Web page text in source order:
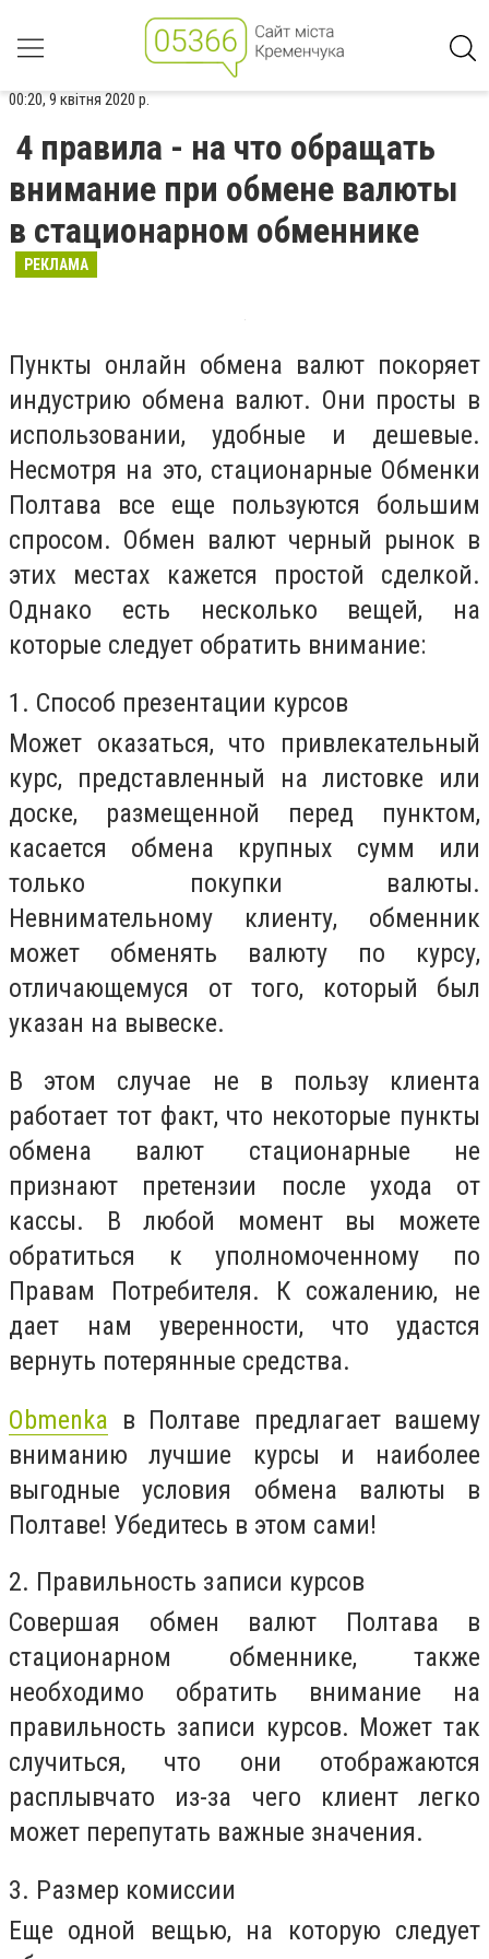
00:20, 9 квітня 2020 р.
4 правила - на что обращать
внимание при обмене валюты
в стационарном обменнике
РЕКЛАМА
Пункты онлайн обмена валют покоряет
индустрию обмена валют. Они просты в
использовании, удобные и дешевые.
Несмотря на это, стационарные Обменки
Полтава все еще пользуются большим
спросом. Обмен валют черный рынок в
этих местах кажется простой сделкой.
Однако есть несколько вещей, на
которые следует обратить внимание:
1. Способ презентации курсов
Может оказаться, что привлекательный
курс, представленный на листовке или
доске, размещенной перед пунктом,
касается обмена крупных сумм или
только покупки валюты.
Невнимательному клиенту, обменник
может обменять валюту по курсу,
отличающемуся от того, который был
указан на вывеске.
В этом случае не в пользу клиента
работает тот факт, что некоторые пункты
обмена валют стационарные не
признают претензии после ухода от
кассы. В любой момент вы можете
обратиться к уполномоченному по
Правам Потребителя. К сожалению, не
дает нам уверенности, что удастся
вернуть потерянные средства.
Оbmenka в Полтаве предлагает вашему
вниманию лучшие курсы и наиболее
выгодные условия обмена валюты в
Полтаве! Убедитесь в этом сами!
2. Правильность записи курсов
Совершая обмен валют Полтава в
стационарном обменнике, также
необходимо обратить внимание на
правильность записи курсов. Может так
случиться, что они отображаются
расплывчато из-за чего клиент легко
может перепутать важные значения.
3. Размер комиссии
Еще одной вещью, на которую следует